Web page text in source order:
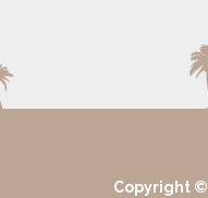
Copyright ©